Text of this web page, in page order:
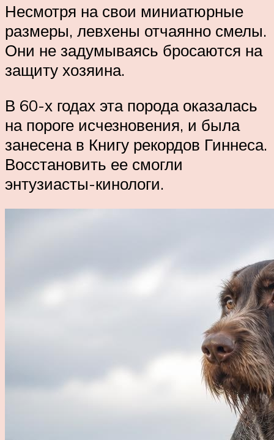
Несмотря на свои миниатюрные
размеры, левхены отчаянно смелы.
Они не задумываясь бросаются на
защиту хозяина.
В 60-х годах эта порода оказалась
на пороге исчезновения, и была
занесена в Книгу рекордов Гиннеса.
Восстановить ее смогли
энтузиасты-кинологи.